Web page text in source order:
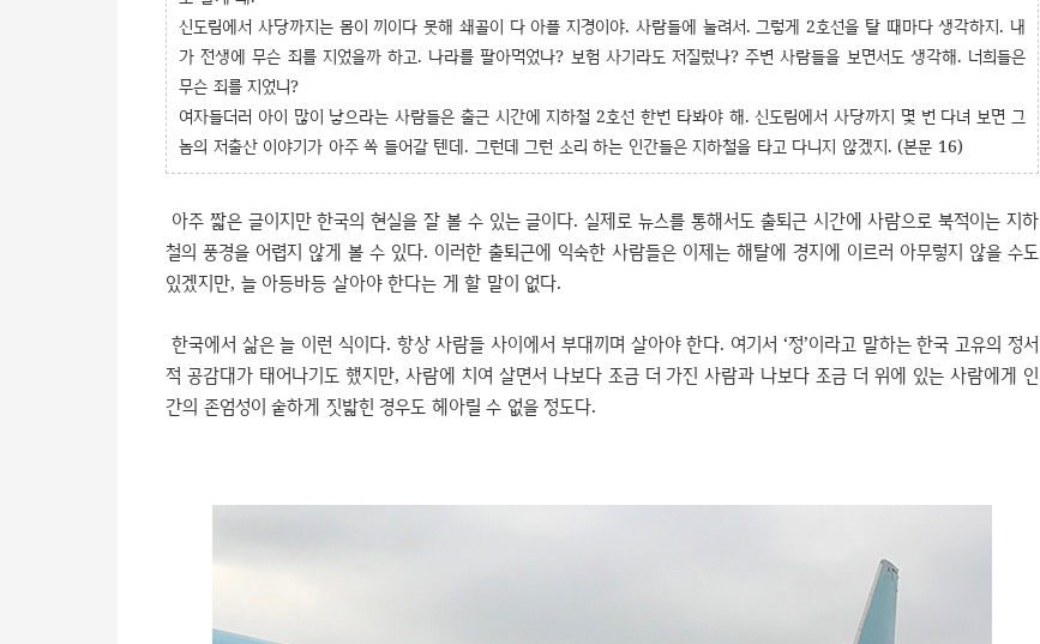
신도림에서 사당까지는 몸이 끼이다 못해 쇄골이 다 아플 지경이야. 사람들에 눌려서. 그렇게 2호선을 탈 때마다 생각하지. 내
가 전생에 무슨 죄를 지었을까 하고. 나라를 팔아먹었나? 보험 사기라도 저질렀나? 주변 사람들을 보면서도 생각해. 너희들은
무슨 죄를 지었니?
여자들더러 아이 많이 낳으라는 사람들은 출근 시간에 지하철 2호선 한번 타봐야 해. 신도림에서 사당까지 몇 번 다녀 보면 그
놈의 저출산 이야기가 아주 쏙 들어갈 텐데. 그런데 그런 소리 하는 인간들은 지하철을 타고 다니지 않겠지. (본문 16)
아주 짧은 글이지만 한국의 현실을 잘 볼 수 있는 글이다. 실제로 뉴스를 통해서도 출퇴근 시간에 사람으로 북적이는 지하
철의 풍경을 어렵지 않게 볼 수 있다. 이러한 출퇴근에 익숙한 사람들은 이제는 해탈에 경지에 이르러 아무렇지 않을 수도
있겠지만, 늘 아등바등 살아야 한다는 게 할 말이 없다.
한국에서 삶은 늘 이런 식이다. 항상 사람들 사이에서 부대끼며 살아야 한다. 여기서 ‘정’이라고 말하는 한국 고유의 정서
적 공감대가 태어나기도 했지만, 사람에 치여 살면서 나보다 조금 더 가진 사람과 나보다 조금 더 위에 있는 사람에게 인
간의 존엄성이 숱하게 짓밟힌 경우도 헤아릴 수 없을 정도다.